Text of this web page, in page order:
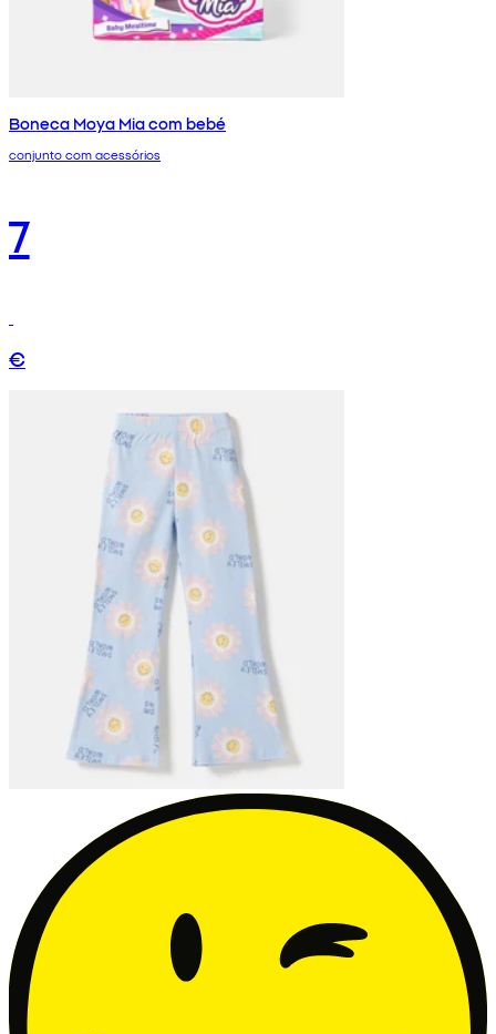
Boneca Moya Mia com bebé
conjunto com acessórios
7
€